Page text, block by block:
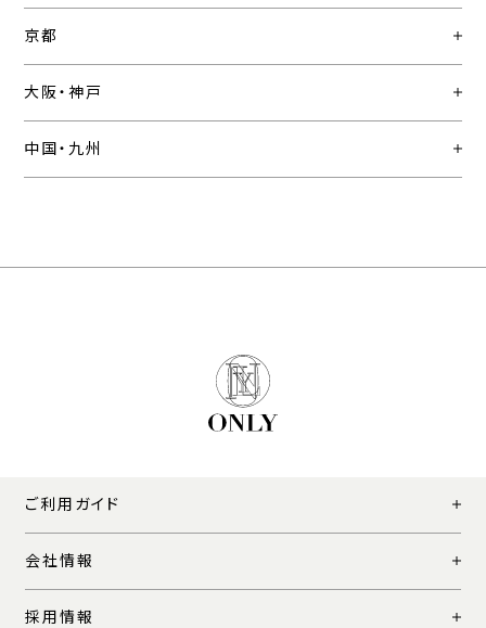
京都
大阪・神戸
中国・九州
ご利用ガイド
会社情報
採用情報